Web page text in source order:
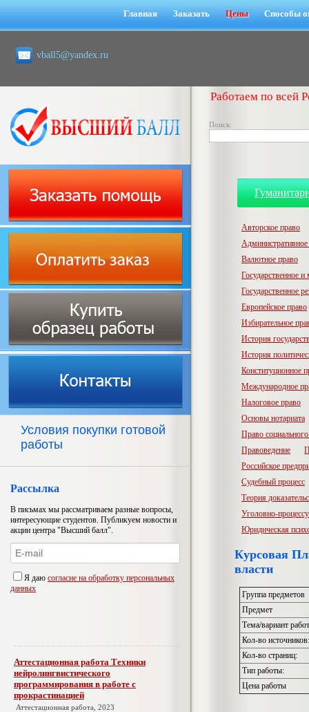
Главная Заказать Цены Способы
vball5@yandex.ru
Работаем по всей
Поиск:
Условия покупки готовой
работы
Рассылка
В письмах мы рассматриваем разные вопросы,
интересующие студентов. Публикуем новости и
акции центра "Высший балл".
Я даю согласие на обработку персональных
данных
Аттестационная работа Техники
нейролингвистического
программирования в работе с
прокрастинацией
Аттестационная работа, 2023
Авторское право
Административное
Валютное право
Государственное
Государственное
Европейское право
Избирательное
История
История
Конституционное
Международное
Налоговое право
Основы нотариата
Право
Правоведение
Российское
Судебный процесс
Теория
Уголовно-
Юридическая
Курсовая
власти
Группа предметов
Предмет
Тема/вариант
Кол-во источников:
Кол-во страниц:
Тип работы:
Цена работы